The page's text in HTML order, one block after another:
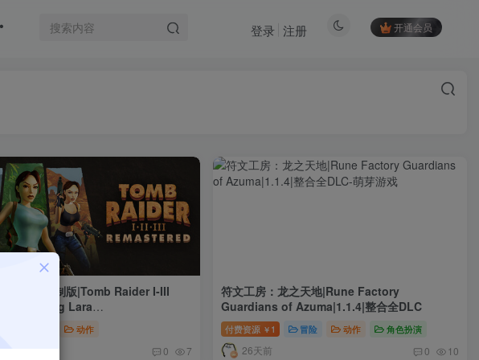
开通会员
登录 注册
三部曲：重制版|Tomb Raider I-III
Starring Lara
动作
0 7
符文工房：龙之天地|Rune Factory
Guardians of Azuma|1.1.4|整合全DLC
付费资源 ￥ 1 冒险 动作 角色扮演
26天前 0 10